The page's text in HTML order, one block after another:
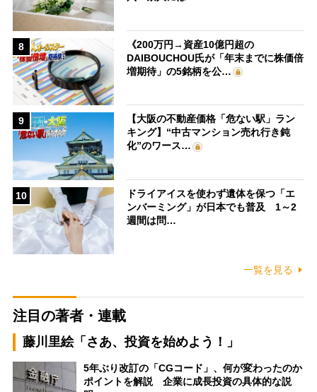
8
《200万円→資産10億円超の
DAIBOUCHOU氏が「年末までに株価倍
増期待」の5銘柄を公…
9
【大阪の不動産価格「危ない駅」ラン
キング】“中古マンション売れ行き鈍
化”のワース…
10
ドライアイスを使わず遺体を保つ「エ
ンバーミング」が日本でも普及 1～2
週間は問…
一覧を見る
注目の著者・連載
藤川里絵「さあ、投資を始めよう！」
5年ぶり改訂の「CGコード」、何が変わったのか
ポイントを解説 企業に成長投資の具体的な説